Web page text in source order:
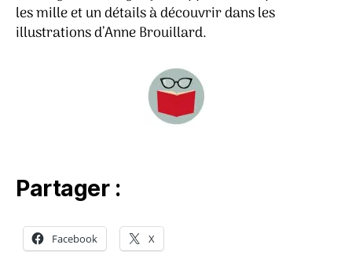
les mille et un détails à découvrir dans les
illustrations d’Anne Brouillard.
Partager :
Facebook X